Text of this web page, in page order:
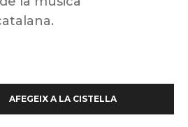
AFEGEIX A LA CISTELLA